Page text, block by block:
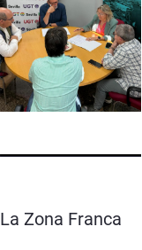
La Zona Franca